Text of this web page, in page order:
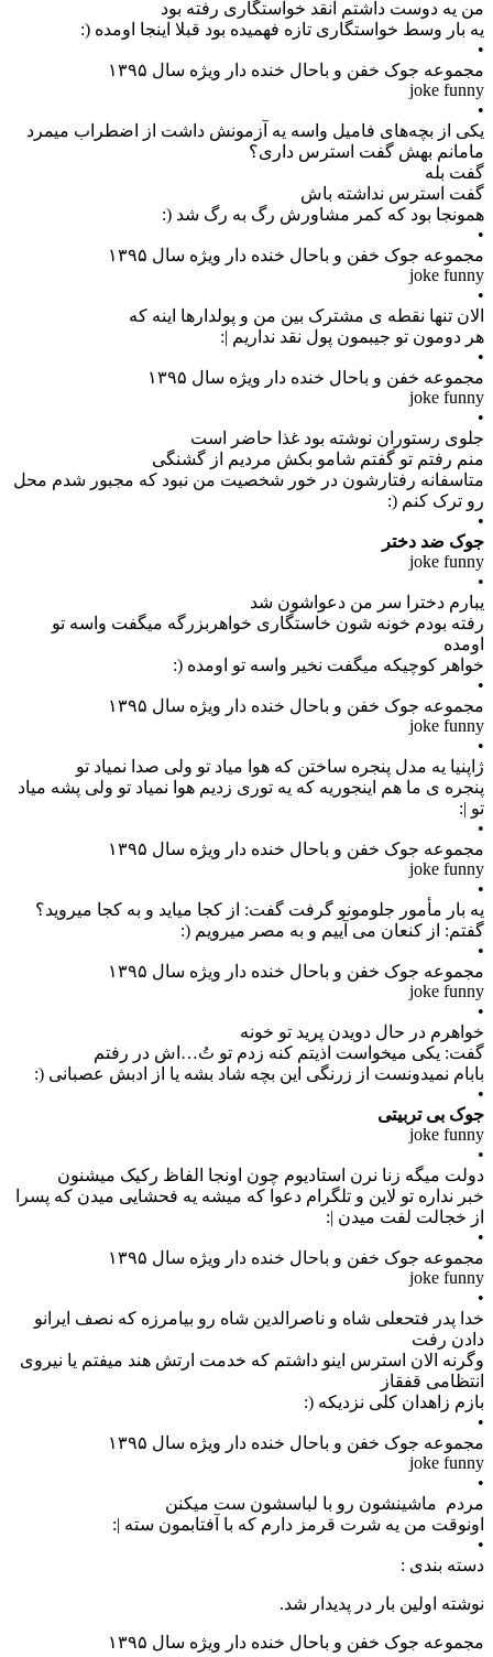
‏من یه دوست داشتم انقد خواستگاری رفته بود
یه بار وسط خواستگاری تازه فهمیده بود قبلا اینجا اومده (:
•
مجموعه جوک خفن و باحال خنده دار ویژه سال ۱۳۹۵
joke funny
•
یکی از بچه‌های فامیل واسه یه آزمونش داشت از اضطراب میمرد
مامانم بهش گفت استرس داری؟
گفت بله
گفت استرس نداشته باش
همونجا بود که کمر مشاورش رگ به رگ شد (:
•
مجموعه جوک خفن و باحال خنده دار ویژه سال ۱۳۹۵
joke funny
•
الان تنها نقطه ی مشترک بین من و پولدار‌ها اینه که
هر دومون تو جیبمون پول نقد نداریم |:
•
مجموعه خفن و باحال خنده دار ویژه سال ۱۳۹۵
joke funny
•
جلوی رستوران نوشته بود غذا حاضر است
منم رفتم تو گفتم شامو بکش مردیم از گشنگی
متاسفانه رفتارشون در خور شخصیت من نبود که مجبور شدم محل
رو ترک کنم (:
•
جوک ضد دختر
joke funny
•
یبارم دخترا سر من دعواشون شد
رفته بودم خونه شون خاستگاری خواهربزرگه میگفت واسه تو
اومده
خواهر کوچیکه میگفت نخیر واسه تو اومده (:
•
مجموعه جوک خفن و باحال خنده دار ویژه سال ۱۳۹۵
joke funny
•
ژاپنیا یه مدل پنجره ساختن که هوا میاد تو ولی صدا نمیاد تو
پنجره ی ما هم اینجوریه که یه توری زدیم هوا نمیاد تو ولی پشه میاد
تو |:
•
مجموعه جوک خفن و باحال خنده دار ویژه سال ۱۳۹۵
joke funny
•
یه بار مأمور جلومونو گرفت گفت: از کجا میاید و به کجا میروید؟
گفتم: از کنعان می آییم و به مصر میرویم (:
•
مجموعه جوک خفن و باحال خنده دار ویژه سال ۱۳۹۵
joke funny
•
خواهرم در حال دویدن پرید تو خونه
گفت: یکی میخواست اذیتم‌ کنه زدم تو تُ…اش در رفتم
بابام نمیدونست از زرنگی این بچه شاد بشه یا از ادبش عصبانی (:
•
جوک بی تربیتی
joke funny
•
دولت میگه زنا نرن استادیوم چون اونجا الفاظ رکیک میشنون
خبر نداره تو لاین و تلگرام دعوا که میشه یه فحشایی میدن که پسرا
از خجالت لفت میدن |:
•
مجموعه جوک خفن و باحال خنده دار ویژه سال ۱۳۹۵
joke funny
•
خدا پدر فتحعلی شاه و ناصرالدین شاه رو بیامرزه که نصف ایرانو
دادن رفت
وگرنه الان استرس اینو داشتم که خدمت ارتش هند میفتم یا نیروی
انتظامی قفقاز
بازم زاهدان کلی نزدیکه (:
•
مجموعه جوک خفن و باحال خنده دار ویژه سال ۱۳۹۵
joke funny
•
مردم ماشینشون رو با لباسشون ست میکنن
اونوقت من یه شرت قرمز دارم که با آفتابمون سته |:
•
دسته بندی :
نوشته اولین بار در پدیدار شد.
مجموعه جوک خفن و باحال خنده دار ویژه سال ۱۳۹۵